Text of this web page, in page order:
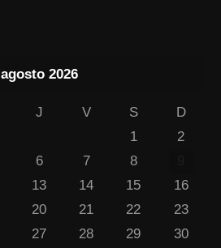
agosto 2026
J V S
D
1
2
6 7 8
13 14 15
16
20 21 22
23
27 28 29
30